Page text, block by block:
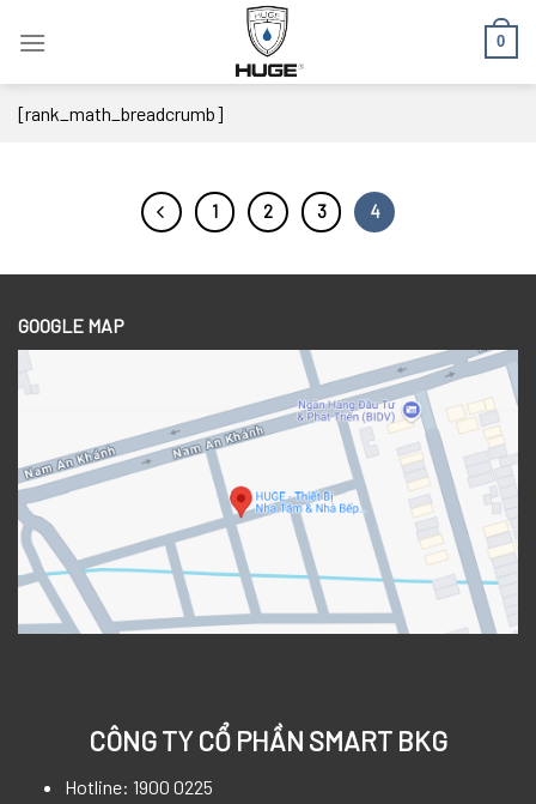
0
[rank_math_breadcrumb]
1 2 3 4
CÔNG TY CỔ PHẦN SMART BKG
Hotline: 1900 0225
GOOGLE MAP